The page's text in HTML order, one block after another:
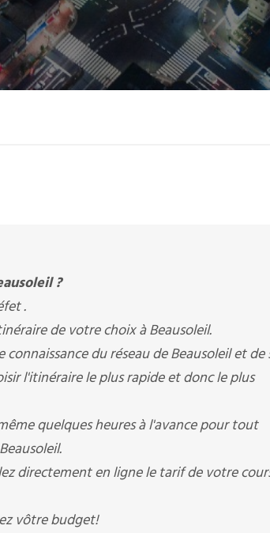
?
.
de votre choix à Beausoleil.
du réseau de Beausoleil et de
l'itinéraire le plus rapide et donc le plus
quelques heures à l'avance pour tout
directement en ligne le tarif de votre
vôtre budget!